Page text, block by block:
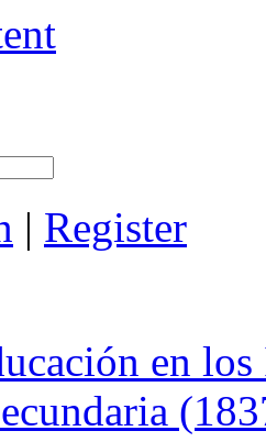
| Register
en